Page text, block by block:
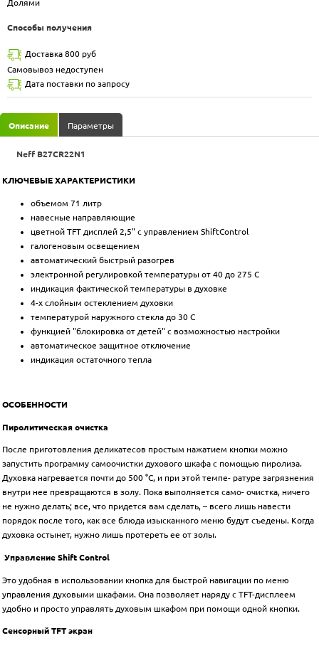
Долями
Способы получения
Доставка 800 руб
Самовывоз недоступен
Дата поставки по запросу
Описание Параметры
Neff B27CR22N1
КЛЮЧЕВЫЕ ХАРАКТЕРИСТИКИ
объемом 71 литр
навесные направляющие
цветной TFT дисплей 2,5" с управлением ShiftControl
галогеновым освещением
автоматический быстрый разогрев
электронной регулировкой температуры от 40 до 275 С
индикация фактической температуры в духовке
4-х слойным остеклением духовки
температурой наружного стекла до 30 С
функцией "блокировка от детей" с возможностью настройки
автоматическое защитное отключение
индикация остаточного тепла
ОСОБЕННОСТИ
Пиролитическая очистка
После приготовления деликатесов простым нажатием кнопки можно
запустить программу самоочистки духового шкафа с помощью пиролиза.
Духовка нагревается почти до 500 °C, и при этой темпе- ратуре загрязнения
внутри нее превращаются в золу. Пока выполняется само- очистка, ничего
не нужно делать; все, что придется вам сделать, – всего лишь навести
порядок после того, как все блюда изысканного меню будут съедены. Когда
духовка остынет, нужно лишь протереть ее от золы.
Управление Shift Control
Это удобная в использовании кнопка для быстрой навигации по меню
управления духовыми шкафами. Она позволяет наряду с TFT-дисплеем
удобно и просто управлять духовым шкафом при помощи одной кнопки.
Сенсорный TFT экран